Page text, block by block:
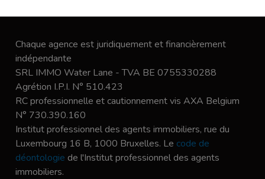
Chaque agence est juridiquement et financièrement
indépendante
SRL IMMO Water Lane - TVA BE 0755330288
Agrétion I.P.I. N° 510.423
RC professionnelle et cautionnement vis AXA Belgium
N° 730.390.160
Institut professionnel des agents immobiliers, rue du
Luxembourg 16 B, 1000 Bruxelles. Le code de
déontologie de l'Institut professionnel des agents
immobiliers.